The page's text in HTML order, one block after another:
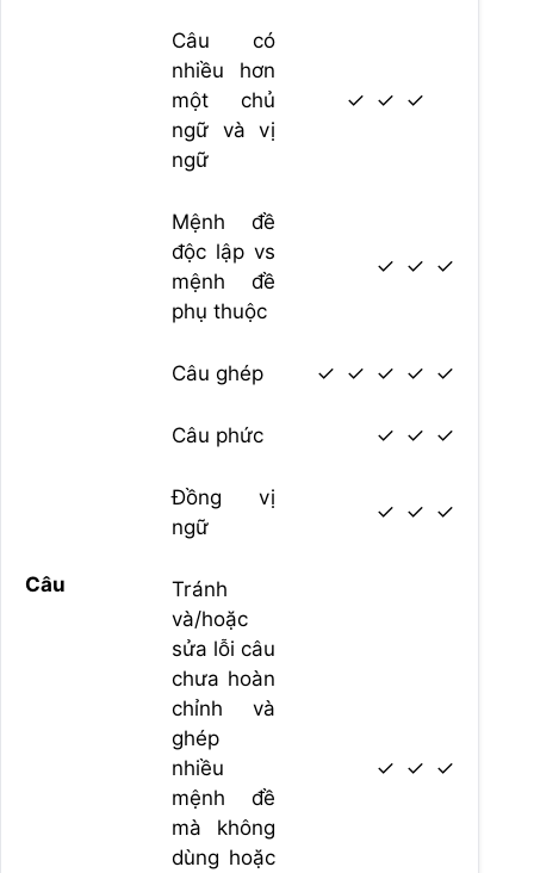
Câu
Câu có
nhiều hơn
một chủ
ngữ và vị
ngữ
✓ ✓ ✓
Mệnh đề
độc lập vs
mệnh đề
phụ thuộc
✓ ✓ ✓
Câu ghép ✓ ✓ ✓ ✓ ✓
Câu phức ✓ ✓ ✓
Đồng vị
ngữ
✓ ✓ ✓
Tránh
và/hoặc
sửa lỗi câu
chưa hoàn
chỉnh và
ghép
nhiều
mệnh đề
mà không
dùng hoặc
✓ ✓ ✓